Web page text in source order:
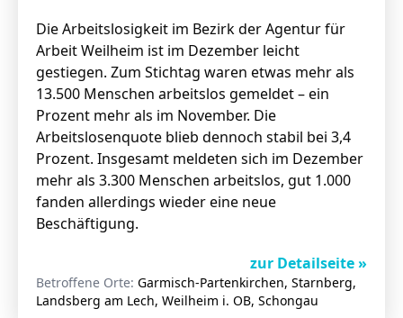
Die Arbeitslosigkeit im Bezirk der Agentur für
Arbeit Weilheim ist im Dezember leicht
gestiegen. Zum Stichtag waren etwas mehr als
13.500 Menschen arbeitslos gemeldet – ein
Prozent mehr als im November. Die
Arbeitslosenquote blieb dennoch stabil bei 3,4
Prozent. Insgesamt meldeten sich im Dezember
mehr als 3.300 Menschen arbeitslos, gut 1.000
fanden allerdings wieder eine neue
Beschäftigung.
zur Detailseite »
Betroffene Orte: Garmisch-Partenkirchen, Starnberg,
Landsberg am Lech, Weilheim i. OB, Schongau